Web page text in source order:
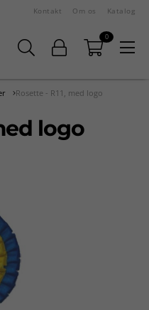
Kontakt Om os Katalog
0
Rosette - R11, med logo
logo